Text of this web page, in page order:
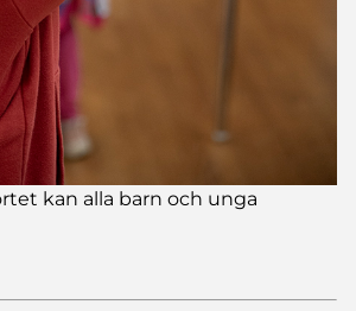
kan alla barn och unga